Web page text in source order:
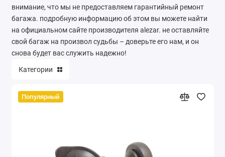
внимание, что мы не предоставляем гарантийный ремонт
багажа. подробную информацию об этом вы можете найти
на официальном сайте производителя alezar. не оставляйте
свой багаж на произвол судьбы – доверьте его нам, и он
снова будет вас служить надежно!
Категории
Популярный